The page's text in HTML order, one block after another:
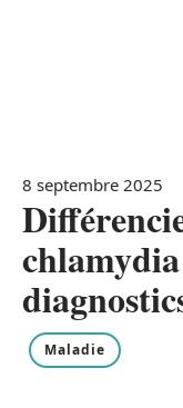
8 septembre 2025
Maladie